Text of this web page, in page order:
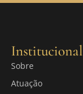
Institucional
Sobre
Atuação